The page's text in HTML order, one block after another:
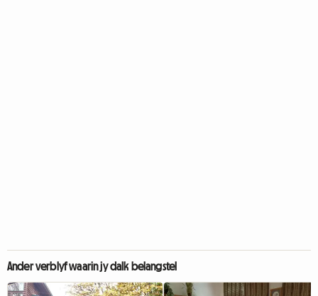
Ander verblyf waarin jy dalk belangstel